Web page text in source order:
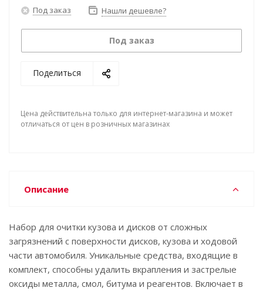
Под заказ Нашли дешевле?
Под заказ
Поделиться
Цена действительна только для интернет-магазина и может
отличаться от цен в розничных магазинах
Описание
Набор для очитки кузова и дисков от сложных
загрязнений с поверхности дисков, кузова и ходовой
части автомобиля. Уникальные средства, входящие в
комплект, способны удалить вкрапления и застрелые
оксиды металла, смол, битума и реагентов. Включает в